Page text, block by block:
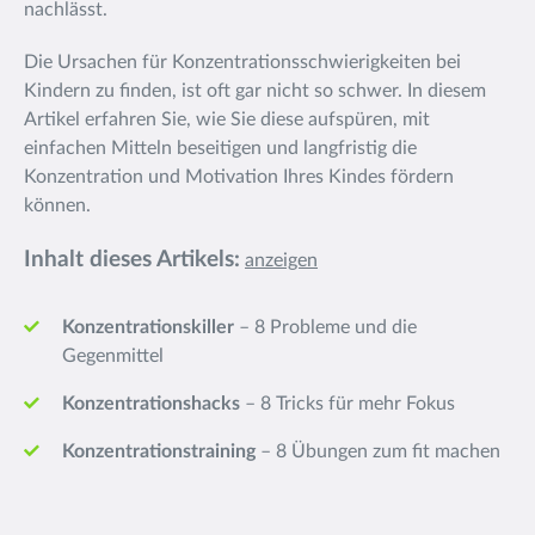
nachlässt.
Die Ursachen für Konzentrationsschwierigkeiten bei
Kindern zu finden, ist oft gar nicht so schwer. In diesem
Artikel erfahren Sie, wie Sie diese aufspüren, mit
einfachen Mitteln beseitigen und langfristig die
Konzentration und Motivation Ihres Kindes fördern
können.
Inhalt dieses Artikels: anzeigen
Konzentrationskiller – 8 Probleme und die
Gegenmittel
Konzentrationshacks – 8 Tricks für mehr Fokus
Konzentrationstraining – 8 Übungen zum fit machen